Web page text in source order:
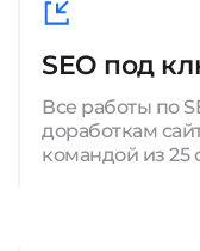
SEO под
Все работы по
доработкам
командой из 25